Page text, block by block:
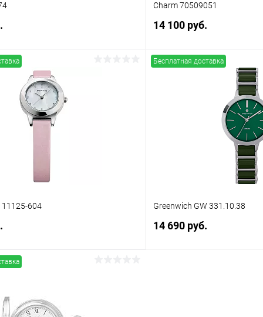
В корзину
Сравнение
Charm 70509051
14 100 руб.
В
11125-604
Бесплатная доставка
Greenwich GW 331.10.38
14 690 руб.